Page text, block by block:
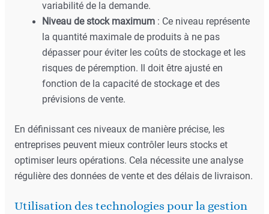
variabilité de la demande.
Niveau de stock maximum : Ce niveau représente
la quantité maximale de produits à ne pas
dépasser pour éviter les coûts de stockage et les
risques de péremption. Il doit être ajusté en
fonction de la capacité de stockage et des
prévisions de vente.
En définissant ces niveaux de manière précise, les
entreprises peuvent mieux contrôler leurs stocks et
optimiser leurs opérations. Cela nécessite une analyse
régulière des données de vente et des délais de livraison.
Utilisation des technologies pour la gestion